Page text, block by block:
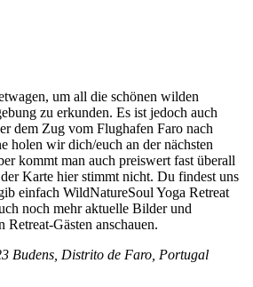
um all die schönen wilden
zu erkunden. Es ist jedoch auch
dem Zug vom Flughafen Faro nach
holen wir dich/euch an der nächsten
kommt man auch preiswert fast überall
Karte hier stimmt nicht. Du findest uns
einfach WildNatureSoul Yoga Retreat
noch mehr aktuelle Bilder und
Retreat-Gästen anschauen.
Budens, Distrito de Faro, Portugal